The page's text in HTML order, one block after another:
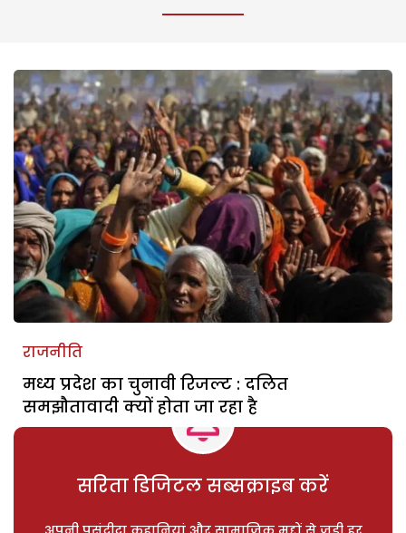
राजनीति
मध्य प्रदेश का चुनावी रिजल्ट : दलित
समझौतावादी क्यों होता जा रहा है
सरिता डिजिटल सब्सक्राइब करें